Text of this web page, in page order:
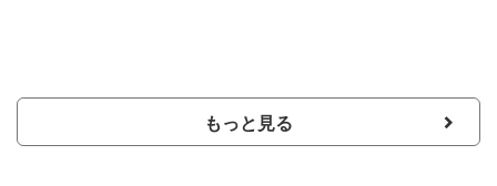
もっと見る